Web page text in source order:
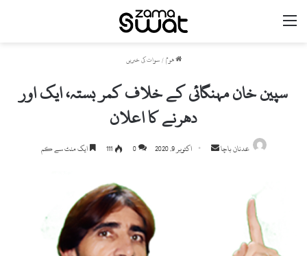
مینو
ھوم / سوات کی خبریں
سپین خان مہنگائی کے خلاف کمر بستہ، ایک اور
دھرنے کا اعلان
عدنان باچا
Send اکتوبر 9, 2020 0
111 ایک منٹ سے کم